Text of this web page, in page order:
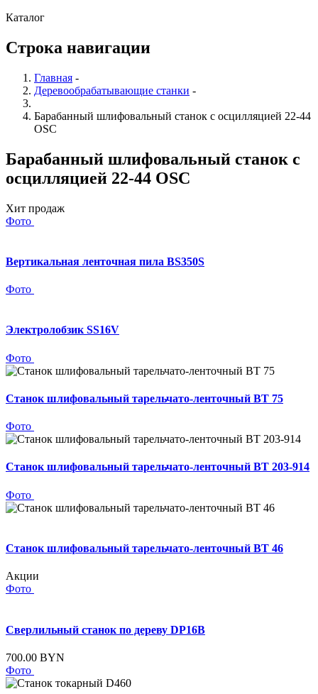
Каталог
Строка навигации
Главная -
Деревообрабатывающие станки -
Барабанный шлифовальный станок с осцилляцией 22-44
OSC
Барабанный шлифовальный станок с
осцилляцией 22-44 OSC
Хит продаж
Фото
Вертикальная ленточная пила BS350S
Фото
Электролобзик SS16V
Фото
Станок шлифовальный тарельчато-ленточный BT 75
Фото
Станок шлифовальный тарельчато-ленточный BT 203-914
Фото
Станок шлифовальный тарельчато-ленточный BT 46
Акции
Фото
Сверлильный станок по дереву DP16B
700.00 BYN
Фото